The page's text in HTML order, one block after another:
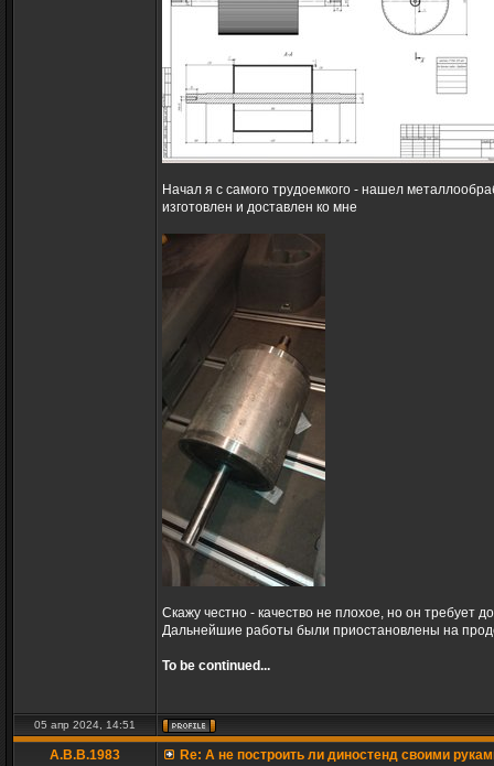
Начал я с самого трудоемкого - нашел
изготовлен и доставлен ко мне
Скажу честно - качество не плохое, но он требует
Дальнейшие работы были приостановлены на
To be continued...
05 апр 2024, 14:51
A.B.B.1983
Re: А не построить ли диностенд своими